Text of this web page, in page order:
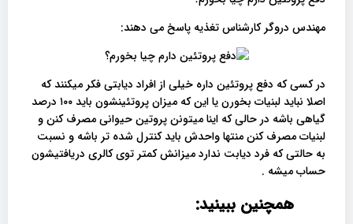
مهندس دروگر کارشناس تغذیه پاسخ می دهند:
در کسی که دفع پروتئین داره خیلی از افراد دیابتی فکر میکنند که
اصلا نباید لبنیات بخورن یا این که میزان پروتئینشون باید ۱۰۰ درصد
گیاهی باشه در حالی که اینا میتونن پروتین حیوانی مصرف کنن و
لبنیات مصرف کنن منتها واحدش باید کنترل شده تر باشه و نسبت
به حالتی که فرد دیابت ندارد میزانش کمتر توی کالری دریافتیشون
حساب میشه .
همچنین ببینید: